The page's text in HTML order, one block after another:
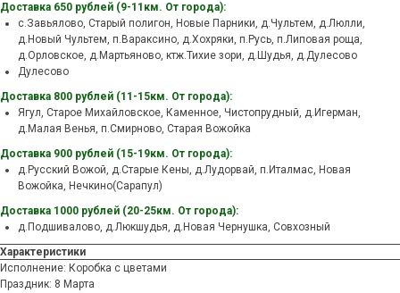
Доставка 650 рублей (9-11км. От города):
с.Завьялово, Старый полигон, Новые Парники, д.Чультем, д.Люлли,
д.Новый Чультем, п.Вараксино, д.Хохряки, п.Русь, п.Липовая роща,
д.Орловское, д.Мартьяново, ктж.Тихие зори, д.Шудья, д.Дулесово
Дулесово
Доставка 800 рублей (11-15км. От города):
Ягул, Старое Михайловское, Каменное, Чистопрудный, д.Игерман,
д.Малая Венья, п.Смирново, Старая Вожойка
Доставка 900 рублей (15-19км. От города):
д.Русский Вожой, д.Старые Кены, д.Лудорвай, п.Италмас, Новая
Вожойка, Нечкино(Сарапул)
Доставка 1000 рублей (20-25км. От города):
д.Подшивалово, д.Люкшудья, д.Новая Чернушка, Совхозный
Характеристики
Исполнение: Коробка с цветами
Праздник: 8 Марта